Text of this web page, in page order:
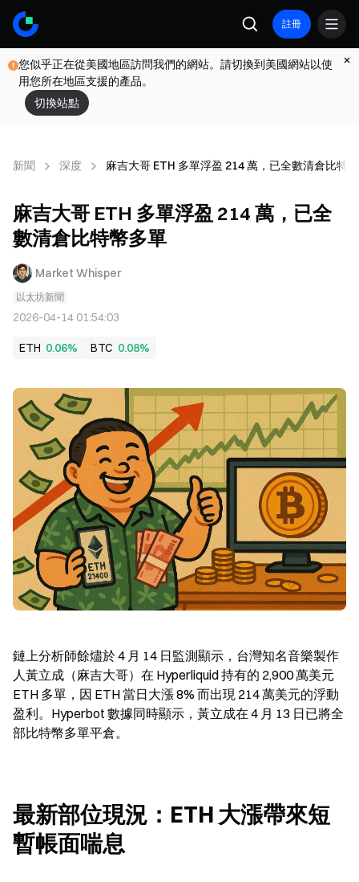
註冊
您似乎正在從美國地區訪問我們的網站。請切換到美國網站以使
用您所在地區支援的產品。
切換站點
新聞 深度 麻吉大哥 ETH 多單浮盈 214 萬，已全數清倉比特
麻吉大哥 ETH 多單浮盈 214 萬，已全
數清倉比特幣多單
Market Whisper
以太坊新聞
2026-04-14 01:54:03
ETH 0.06% BTC 0.08%
鏈上分析師餘燼於 4 月 14 日監測顯示，台灣知名音樂製作
人黃立成（麻吉大哥）在 Hyperliquid 持有的 2,900 萬美元
ETH 多單，因 ETH 當日大漲 8% 而出現 214 萬美元的浮動
盈利。Hyperbot 數據同時顯示，黃立成在 4 月 13 日已將全
部比特幣多單平倉。
最新部位現況：ETH 大漲帶來短
暫帳面喘息